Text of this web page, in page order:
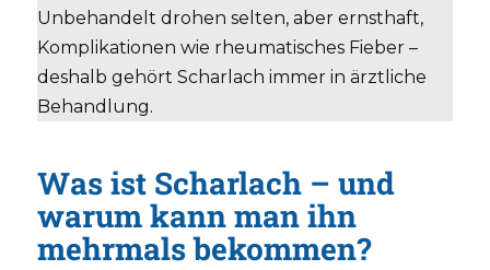
Unbehandelt drohen selten, aber ernsthaft,
Komplikationen wie rheumatisches Fieber –
deshalb gehört Scharlach immer in ärztliche
Behandlung.
Was ist Scharlach – und
warum kann man ihn
mehrmals bekommen?